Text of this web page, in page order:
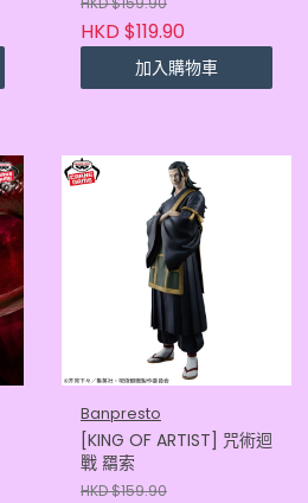
HKD $119.90
加入購物車
Banpresto
[KING OF ARTIST] 咒術迴
戰 羂索
HKD $159.90